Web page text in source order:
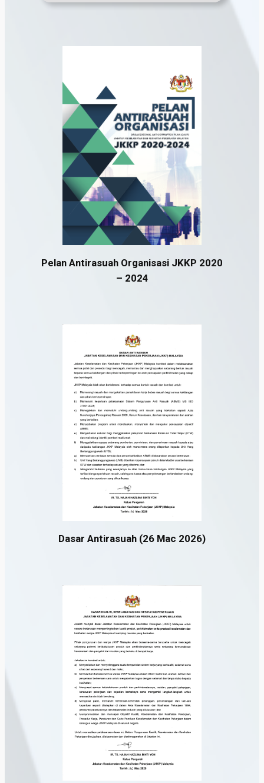
Pelan Antirasuah Organisasi JKKP 2020
– 2024
Dasar Antirasuah (26 Mac 2026)